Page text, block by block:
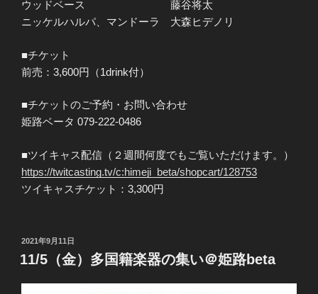
ウッドベース 藤谷将太
ニッケルハルパ、マンドーラ 大森ヒデノリ
■チケット
前売：3,600円（1drink付）
■チケットのご予約・お問い合わせ
姫路ベータ 079-222-0486
■ツイキャス配信（２週間何度でもご覧いただけます。）
https://twitcasting.tv/c:himeji_beta/shopcart/128753
ツイキャスチケット：3,300円
投
稿
日:
2021年9月11日
11/5（金）多国籍楽器の集い＠姫路beta